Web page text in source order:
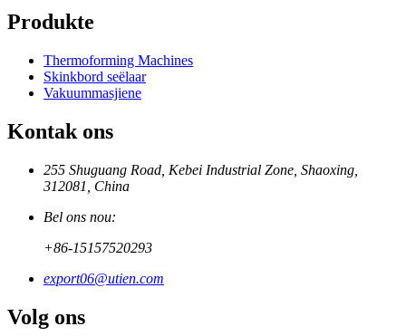
Produkte
Thermoforming Machines
Skinkbord seëlaar
Vakuummasjiene
Kontak ons
255 Shuguang Road, Kebei Industrial Zone, Shaoxing,
312081, China
Bel ons nou:
+86-15157520293
export06@utien.com
Volg ons